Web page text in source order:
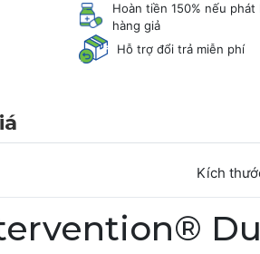
Hoàn tiền 150% nếu phát
hàng giả
Hỗ trợ đổi trả miễn phí
Kích